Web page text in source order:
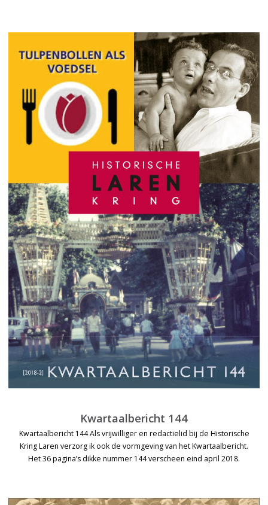
Kwartaalbericht 144
Kwartaalbericht 144 Als vrijwilliger en redactielid bij de Historische
Kring Laren verzorg ik ook de vormgeving van het Kwartaalbericht.
Het 36 pagina’s dikke nummer 144 verscheen eind april 2018.